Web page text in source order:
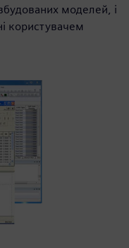
моделей, і
користувачем